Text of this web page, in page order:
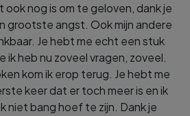
ook nog is om te geloven, dank je
grootste angst. Ook mijn andere
Je hebt me echt een stuk
ik heb nu zoveel vragen, zoveel.
kom ik erop terug. Je hebt me
keer dat er toch meer is en ik
niet bang hoef te zijn. Dank je